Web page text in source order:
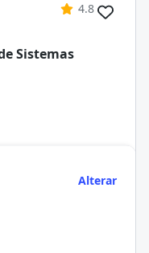
4.8
Sistemas
Alterar